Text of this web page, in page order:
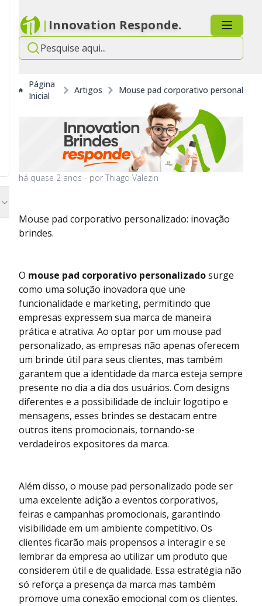
| Innovation Responde.
Página
Inicial
Artigos Mouse pad corporativo
há quase 2 anos - por Thiago Valezin
Mouse pad corporativo personalizado: inovação
brindes.
O mouse pad corporativo personalizadosurge
como uma solução inovadora que une
funcionalidade e marketing, permitindo que
empresas expressem sua marca de maneira
prática e atrativa. Ao optar por um mouse pad
personalizado, as empresas não apenas oferecem
um brinde útil para seus clientes, mas também
garantem que a identidade da marca esteja sempre
presente no dia a dia dos usuários. Com designs
diferentes e a possibilidade de incluir logotipo e
mensagens, esses brindes se destacam entre
outros itens promocionais, tornando-se
verdadeiros expositores da marca.
Além disso, o mouse pad personalizado pode ser
uma excelente adição a eventos corporativos,
feiras e campanhas promocionais, garantindo
visibilidade em um ambiente competitivo. Os
clientes ficarão mais propensos a interagir e se
lembrar da empresa ao utilizar um produto que
considerem útil e de qualidade. Essa estratégia não
só reforça a presença da marca mas também
promove uma conexão emocional com os clientes.